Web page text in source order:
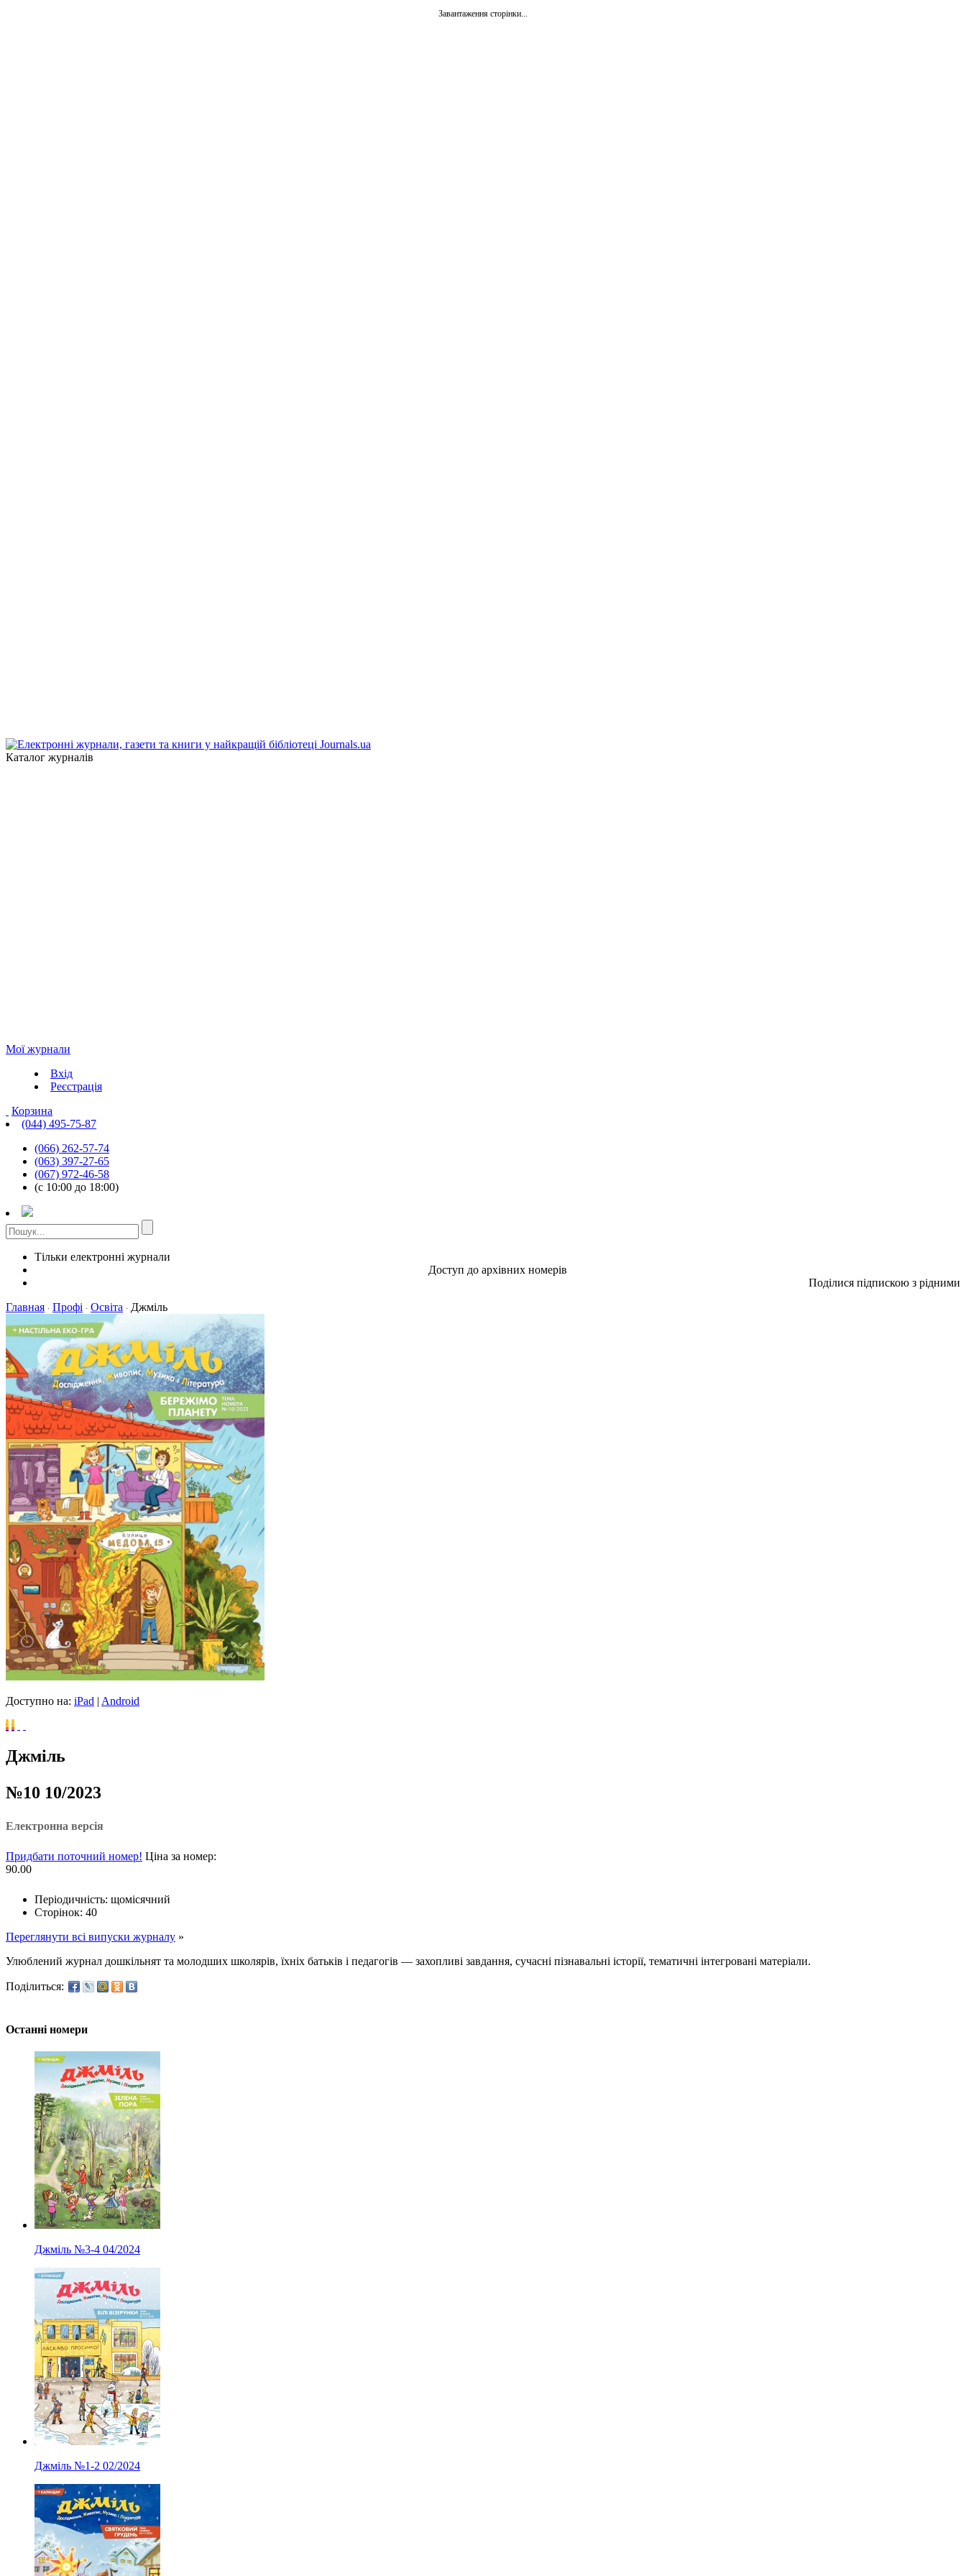
Завантаження сторінки...
Каталог журналів
Мої журнали
Вхід
Реєстрація
Корзина
(044) 495-75-87
(066) 262-57-74
(063) 397-27-65
(067) 972-46-58
(с 10:00 до 18:00)
Тільки електронні журнали
Доступ до архівних номерів
Поділися підпискою з рідними
Главная · Профі · Освіта · Джміль
Доступно на: iPad | Android
Джміль
№10 10/2023
Електронна версія
Придбати поточний номер! Ціна за номер:
90.00
Періодичність: щомісячний
Сторінок: 40
Переглянути всі випуски журналу »
Улюблений журнал дошкільнят та молодших школярів, їхніх батьків і педагогів — захопливі завдання, сучасні пізнавальні історії, тематичні інтегровані матеріали.
Поділиться:
Останні номери
Джміль №3-4 04/2024
Джміль №1-2 02/2024